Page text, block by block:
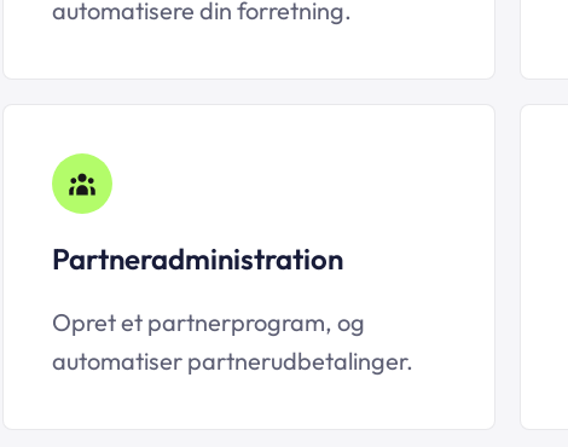
automatisere din forretning.
Partneradministration
Opret et partnerprogram, og
automatiser partnerudbetalinger.